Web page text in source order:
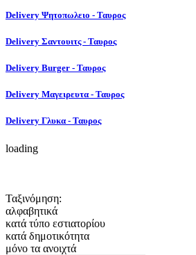
Delivery Ψητοπωλειο - Ταυρος
Delivery Σαντουιτς - Ταυρος
Delivery Burger - Ταυρος
Delivery Μαγειρευτα - Ταυρος
Delivery Γλυκα - Ταυρος
loading
Ταξινόμηση:
αλφαβητικά
κατά τύπο εστιατορίου
κατά δημοτικότητα
μόνο τα ανοιχτά